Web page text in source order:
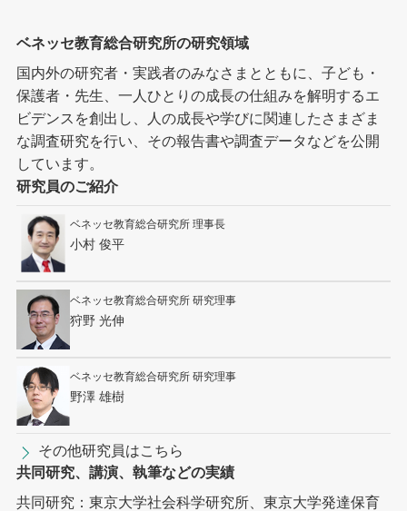
ベネッセ教育総合研究所の研究領域
国内外の研究者・実践者のみなさまとともに、子ども・
保護者・先生、一人ひとりの成長の仕組みを解明するエ
ビデンスを創出し、人の成長や学びに関連したさまざま
な調査研究を行い、その報告書や調査データなどを公開
しています。
研究員のご紹介
ベネッセ教育総合研究所 理事長
小村 俊平
ベネッセ教育総合研究所 研究理事
狩野 光伸
ベネッセ教育総合研究所 研究理事
野澤 雄樹
その他研究員はこちら
共同研究、講演、執筆などの実績
共同研究：東京大学社会科学研究所、東京大学発達保育